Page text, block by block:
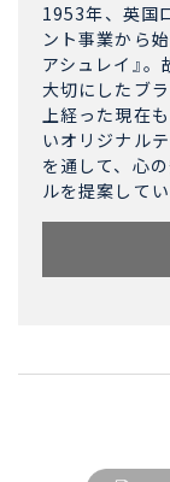
1953年、英国
ント事業から
アシュレイ』
大切にしたブ
上経った現在
いオリジナル
を通して、心
ルを提案してい